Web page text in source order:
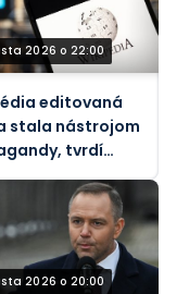
2026 o 22:00
editovaná
stala nástrojom
tvrdí
2026 o 20:00